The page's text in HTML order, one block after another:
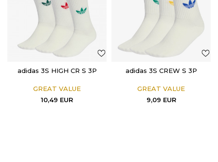
adidas 3S HIGH CR S 3P
GREAT VALUE
10,49 EUR
adidas 3S CREW S 3P
GREAT VALUE
9,09 EUR